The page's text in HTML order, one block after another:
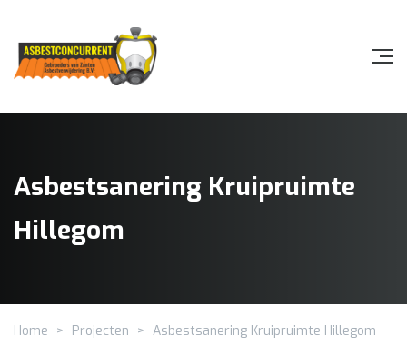
Asbestsanering Kruipruimte
Hillegom
Home > Projecten > Asbestsanering Kruipruimte Hillegom